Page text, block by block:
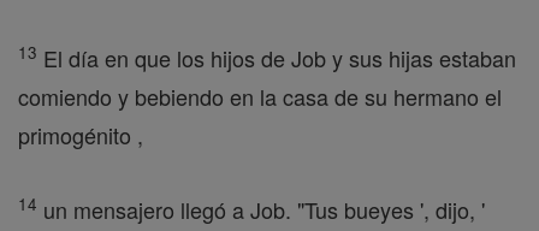
13 El día en que los hijos de Job y sus hijas estaban
comiendo y bebiendo en la casa de su hermano el
primogénito ,
14 un mensajero llegó a Job. "Tus bueyes ', dijo, '